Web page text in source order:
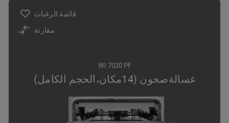
قائمة الرغبات
مقارنة
WI 7020 PF
غسالةصحون (14مكان،الحجم الكامل)